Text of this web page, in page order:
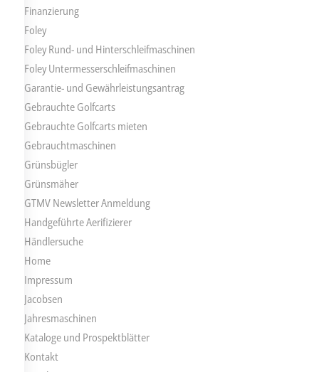
Finanzierung
Foley
Foley Rund- und Hinterschleifmaschinen
Foley Untermesserschleifmaschinen
Garantie- und Gewährleistungsantrag
Gebrauchte Golfcarts
Gebrauchte Golfcarts mieten
Gebrauchtmaschinen
Grünsbügler
Grünsmäher
GTMV Newsletter Anmeldung
Handgeführte Aerifizierer
Händlersuche
Home
Impressum
Jacobsen
Jahresmaschinen
Kataloge und Prospektblätter
Kontakt